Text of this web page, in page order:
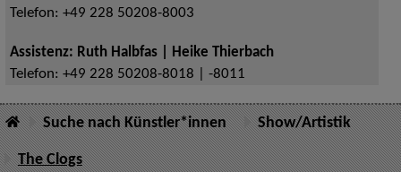
Telefon: +49 228 50208-8003
Assistenz: Ruth Halbfas | Heike Thierbach
Telefon: +49 228 50208-8018 | -8011
Suche nach Künstler*innen Show/Artistik
The Clogs